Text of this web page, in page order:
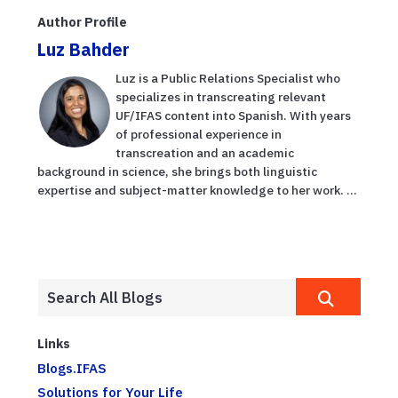
Author Profile
Luz Bahder
Luz is a Public Relations Specialist who
specializes in transcreating relevant
UF/IFAS content into Spanish. With years
of professional experience in
transcreation and an academic
background in science, she brings both linguistic
expertise and subject-matter knowledge to her work. ...
Links
Blogs.IFAS
Solutions for Your Life